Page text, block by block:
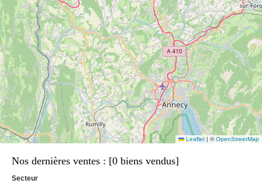
Leaflet ©OpenStreetMap
Nos dernières ventes : [0 biens vendus]
Secteur